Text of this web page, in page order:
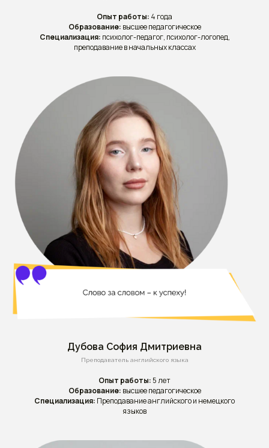
Опыт работы: 4 года
Образование: высшее педагогическое
Специализация: психолог-педагог, психолог-логопед,
преподавание в начальных классах
Дубова София Дмитриевна
Преподаватель английского языка
Опыт работы: 5 лет
Образование: высшее педагогическое
Специализация: Преподавание английского и немецкого
языков